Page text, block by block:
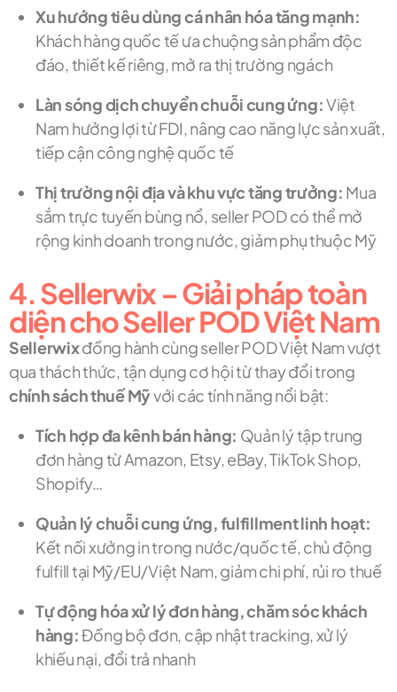
Xu hướng tiêu dùng cá nhân hóa tăng mạnh:
Khách hàng quốc tế ưa chuộng sản phẩm độc
đáo, thiết kế riêng, mở ra thị trường ngách
Làn sóng dịch chuyển chuỗi cung ứng:Việt
Nam hưởng lợi từ FDI, nâng cao năng lực sản xuất,
tiếp cận công nghệ quốc tế
Thị trường nội địa và khu vực tăng trưởng: Mua
sắm trực tuyến bùng nổ, seller POD có thể mở
rộng kinh doanh trong nước, giảm phụ thuộc Mỹ
4. Sellerwix – Giải pháp toàn
diện cho Seller POD Việt Nam
Sellerwixđồng hành cùng seller POD Việt Nam vượt
qua thách thức, tận dụng cơ hội từ thay đổi trong
chính sách thuế Mỹvới các tính năng nổi bật:
Tích hợp đa kênh bán hàng: Quản lý tập trung
đơn hàng từ Amazon, Etsy, eBay, TikTok Shop,
Shopify…
Quản lý chuỗi cung ứng, fulfillment linh hoạt:
Kết nối xưởng in trong nước/quốc tế, chủ động
fulfill tại Mỹ/EU/Việt Nam, giảm chi phí, rủi ro thuế
Tự động hóa xử lý đơn hàng, chăm sóc khách
hàng:Đồng bộ đơn, cập nhật tracking, xử lý
khiếu nại, đổi trả nhanh